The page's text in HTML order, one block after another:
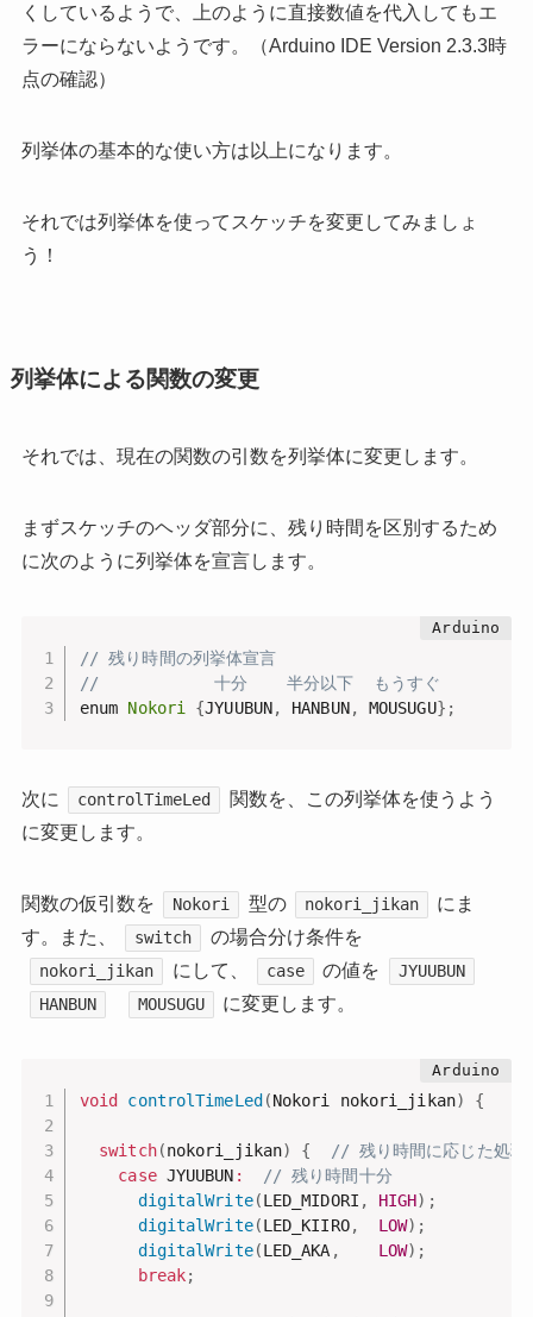
くしているようで、上のように直接数値を代入してもエ
ラーにならないようです。（Arduino IDE Version 2.3.3時
点の確認）
列挙体の基本的な使い方は以上になります。
それでは列挙体を使ってスケッチを変更してみましょ
う！
列挙体による関数の変更
それでは、現在の関数の引数を列挙体に変更します。
まずスケッチのヘッダ部分に、残り時間を区別するため
に次のように列挙体を宣言します。
// 残り時間の列挙体宣言
//            十分    半分以下  もうすぐ
enum Nokori {JYUUBUN, HANBUN, MOUSUGU} ;
次に controlTimeLed
関数を、この列挙体を使うよう
に変更します。
関数の仮引数を Nokori 型の nokori_jikan
にま
す。また、
switch の場合分け条件を
nokori_jikan にして、 case の値を
JYUUBUN
HANBUN
MOUSUGU に変更します。
void controlTimeLed (Nokori nokori_jikan) {
switch(nokori_jikan) {
// 残り時間に応じた処理
case JYUUBUN :
// 残り時間十分
digitalWrite(LED_MIDORI , HIGH) ;
digitalWrite(LED_KIIRO, LOW) ;
digitalWrite(LED_AKA , LOW) ;
break;